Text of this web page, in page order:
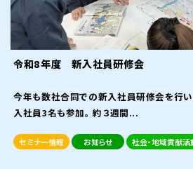
令和8年度 新入社員研修会
今年も数社合同での新入社員研修会を行
入社員3名も参加。 約３週間...
セミナー情報 お知らせ 社会・地域貢献活